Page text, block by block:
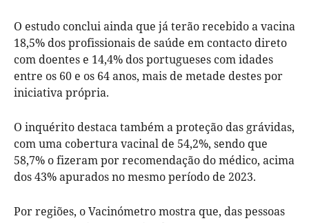
O estudo conclui ainda que já terão recebido a vacina
18,5% dos profissionais de saúde em contacto direto
com doentes e 14,4% dos portugueses com idades
entre os 60 e os 64 anos, mais de metade destes por
iniciativa própria.
O inquérito destaca também a proteção das grávidas,
com uma cobertura vacinal de 54,2%, sendo que
58,7% o fizeram por recomendação do médico, acima
dos 43% apurados no mesmo período de 2023.
Por regiões, o Vacinómetro mostra que, das pessoas